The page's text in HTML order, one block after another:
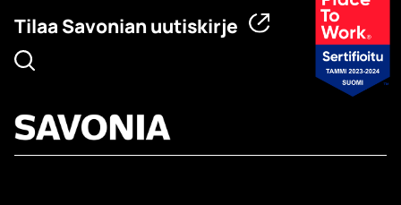
Tilaa Savonian uutiskirje